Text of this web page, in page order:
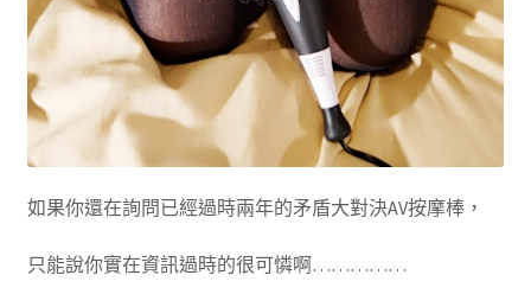
如果你還在詢問已經過時兩年的矛盾大對決AV按摩棒，
只能說你實在資訊過時的很可憐啊……………